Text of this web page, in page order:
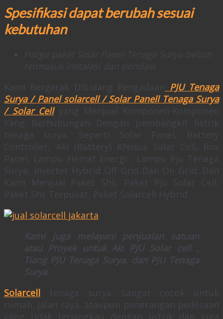
Spesifikasi dapat berubah sesuai
kebutuhan
Harga paket Solar Panel Tenaga Surya belum
termasuk instalasi dan pondasi
Kami Bergerak Dibidang Pengadaan PJU Tenaga
Surya / Panel solarcell / Solar Panell Tenaga Surya
/ Solar Cell yang Menjual Komponen-Komponen
Yang Berhubungan Dengan pembangkit listrik
tenaga surya. Seperti Solar Panel, Battery
Controller, Aki (Battery) Khusus Solar Cell, Box
Panel, Lampu Hemat Energi , Lampu Pju Tenaga
Surya, Inverter Hybrid Off Grid Dan On Grid. Dan
Kami Menjual Paket Shs, Paket Pju Solar Cell,
Paket Shs Terpusat, Paket Solarcell Hybrid.
Kami juga melayani penjualan satuan
atau Proyek untuk Aki PJU Solar cell ,
Tiang PJU Tenaga Surya, dan PJU Tenaga
Surya
Solarcell tenaga surya Sangat cocok untuk
rumah, jalan raya, ataupun penerangan pedesaan